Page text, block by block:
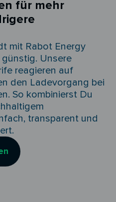
für mehr
mit Rabot Energy
Unsere
reagieren auf
den Ladevorgang bei
So kombinierst Du
transparent und